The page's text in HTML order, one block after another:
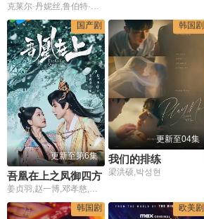
国产剧
更新至第6集
吾凰在上之凤御四方
韩国剧
更新至04集
我们的排练
梁洪硕,박성현
韩国剧
欧美剧